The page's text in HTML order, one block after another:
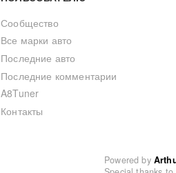
Сообщество
Все марки авто
Последние авто
Последние комментарии
A8Tuner
Контакты
Powered by